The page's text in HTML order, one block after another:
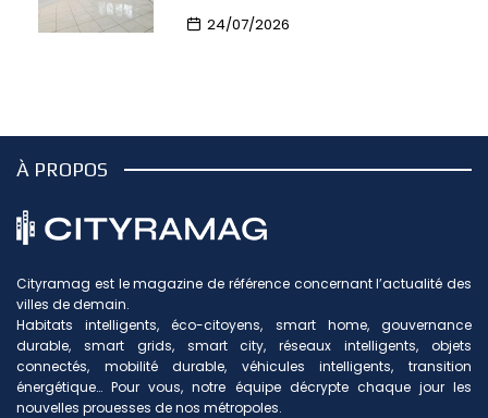
24/07/2026
À PROPOS
Cityramag est le magazine de référence concernant l’actualité des
villes de demain.
Habitats intelligents, éco-citoyens, smart home, gouvernance
durable, smart grids, smart city, réseaux intelligents, objets
connectés, mobilité durable, véhicules intelligents, transition
énergétique… Pour vous, notre équipe décrypte chaque jour les
nouvelles prouesses de nos métropoles.